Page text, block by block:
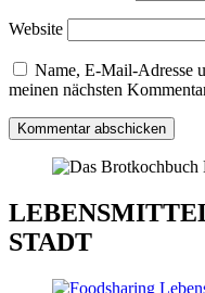
Website
Name, E-Mail-Adresse
meinen nächsten
STADT